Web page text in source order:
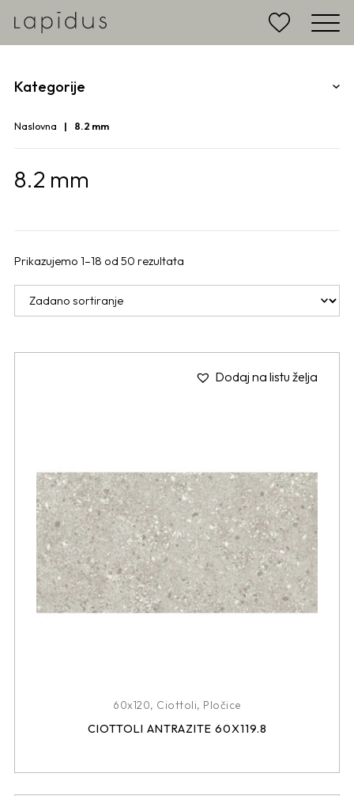
Kategorije
Naslovna 8.2 mm
8.2 mm
Prikazujemo 1–18 od 50 rezultata
Dodaj na listu želja
60x120, Ciottoli, Pločice
CIOTTOLI ANTRAZITE 60X119.8